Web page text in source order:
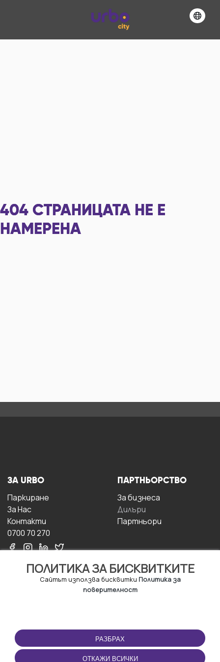
404 СТРАНИЦАТА НЕ Е
НАМЕРЕНА
ПОЛИТИКА ЗА БИСКВИТКИТЕ
Сайтът използва бисквитки Политика за
поверителност
РАЗБРАХ
ОТКАЖИ ВСИЧКИ
ЗА URBO
Паркиране
За Hас
Контакти
0700 70 270
ПАРТНЬОРСТВО
За бизнесa
Дилъри
Партньори
ПОЛЗВАНЕ
Правила и условия за
ползване
ПРИЛОЖЕНИЕТО